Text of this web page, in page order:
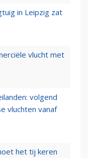
in Leipzig zat
vlucht met
volgend
vluchten vanaf
het tij keren